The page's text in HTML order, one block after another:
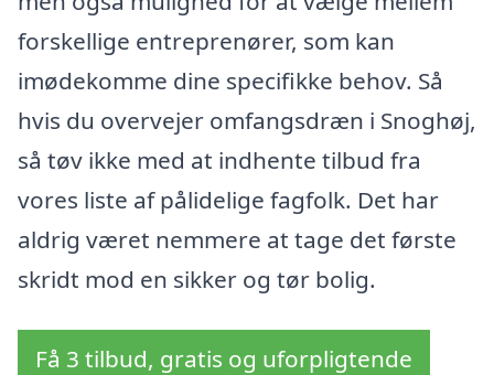
forskellige entreprenører, som kan
imødekomme dine specifikke behov. Så
hvis du overvejer omfangsdræn i Snoghøj,
så tøv ikke med at indhente tilbud fra
vores liste af pålidelige fagfolk. Det har
aldrig været nemmere at tage det første
skridt mod en sikker og tør bolig.
Få 3 tilbud, gratis og uforpligtende